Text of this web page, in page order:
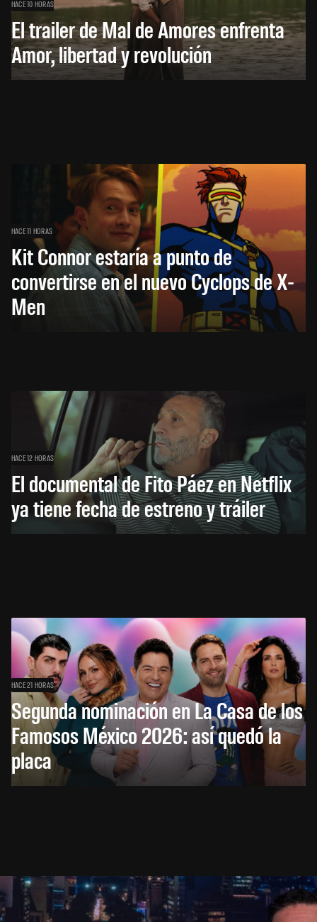
HACE 10 HORAS
El trailer de Mal de Amores enfrenta
Amor, libertad y revolución
HACE 11 HORAS
Kit Connor estaría a punto de
convertirse en el nuevo Cyclops de X-
Men
HACE 12 HORAS
El documental de Fito Páez en Netflix
ya tiene fecha de estreno y tráiler
HACE 21 HORAS
Segunda nominación en La Casa de los
Famosos México 2026: así quedó la
placa